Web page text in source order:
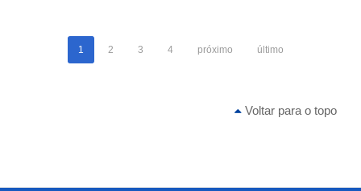
1 2 3 4 próximo último
Voltar para o topo